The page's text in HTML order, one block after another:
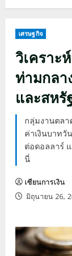
เศรษฐกิจ
วิเคราะ
ท่ามกลา
และสหรั
กลุ่มงานตลา
ค่าเงินบาทวั
ต่อดอลลาร์
นี่
เซียนการเงิน
มิถุนายน 26,